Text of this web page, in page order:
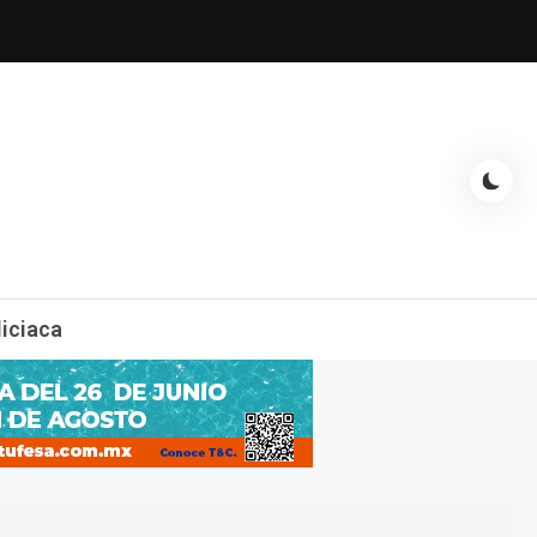
entrevistas con famosos, showbizz, podcast, chismes y